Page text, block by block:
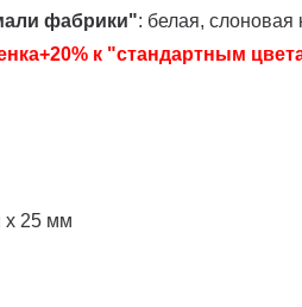
фабрики": белая, слоновая
к "стандартным
х 25 мм